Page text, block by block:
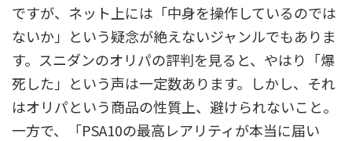
ですが、ネット上には「中身を操作しているのでは
ないか」という疑念が絶えないジャンルでもありま
す。スニダンのオリパの評判を見ると、やはり「爆
死した」という声は一定数あります。しかし、それ
はオリパという商品の性質上、避けられないこと。
一方で、「PSA10の最高レアリティが本当に届い